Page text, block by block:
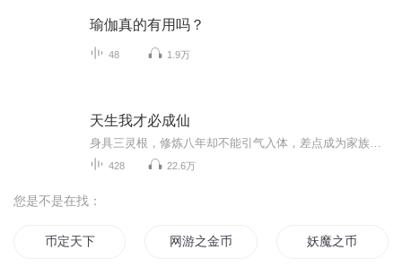
瑜伽真的有用吗？
48 1.9万
天生我才必成仙
428 22.6万
您是不是在找：
币定天下 网游之金币为真 妖魔之币